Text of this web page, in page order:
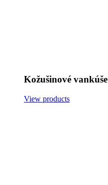
Kožušinové vankúše
View products